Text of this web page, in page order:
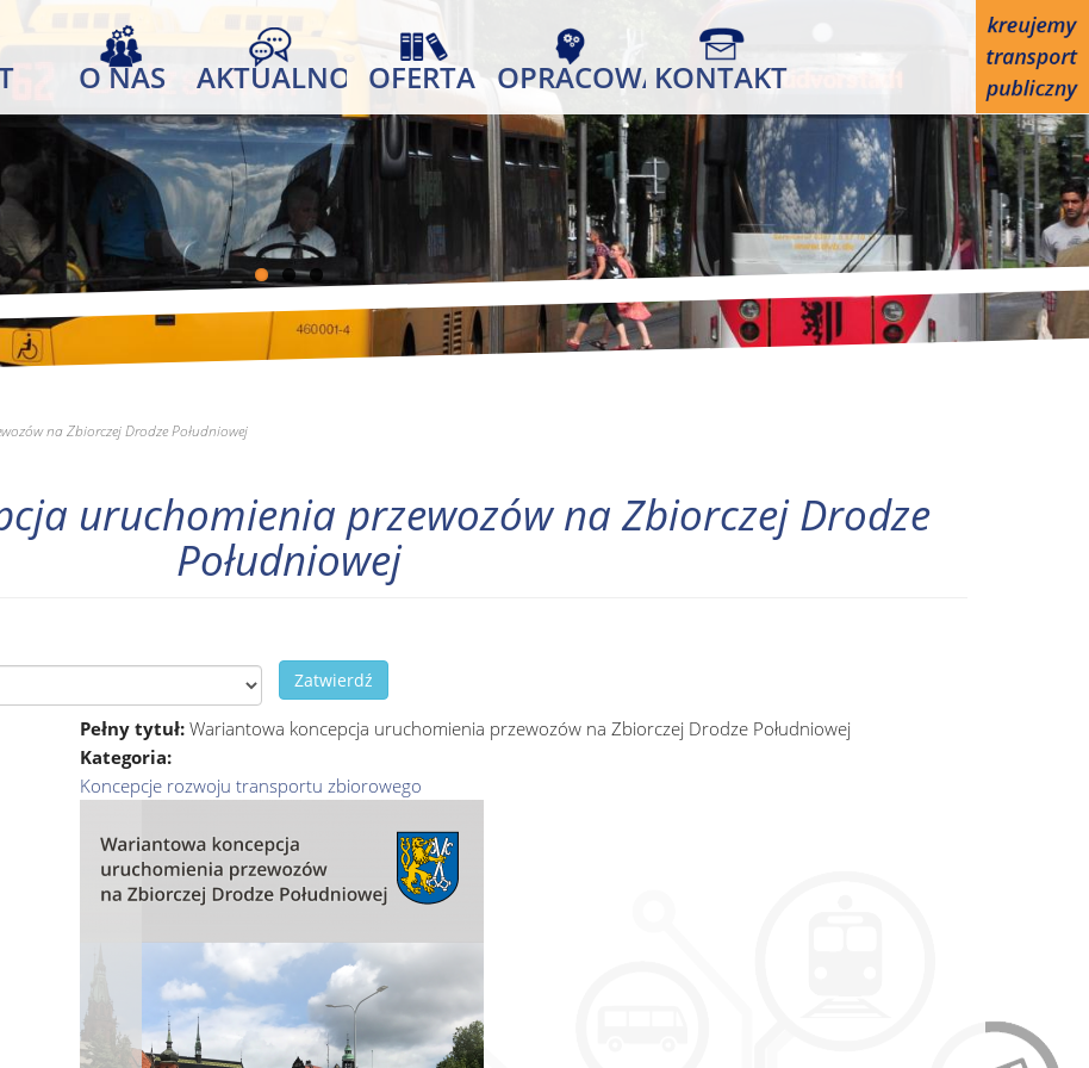
O NAS AKTUALNOŚCIOFERTA OPRACOWANIAKONTAKT
na Zbiorczej Drodze Południowej
uruchomienia przewozów na Zbiorczej Drodze
Południowej
Zatwierdź
Pełny tytuł: Wariantowa koncepcja uruchomienia przewozów na Zbiorczej Drodze Południowej
Kategoria:
Koncepcje rozwoju transportu zbiorowego